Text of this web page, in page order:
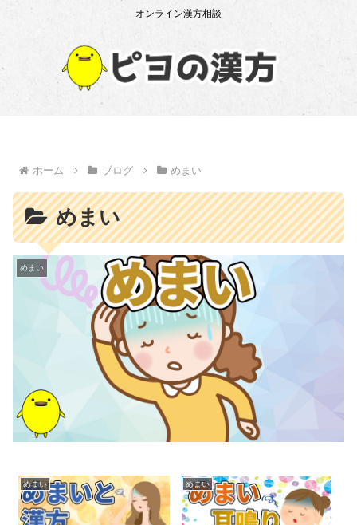
オンライン漢方相談
ホーム ブログ めまい
めまい
めまい
めまい めまい